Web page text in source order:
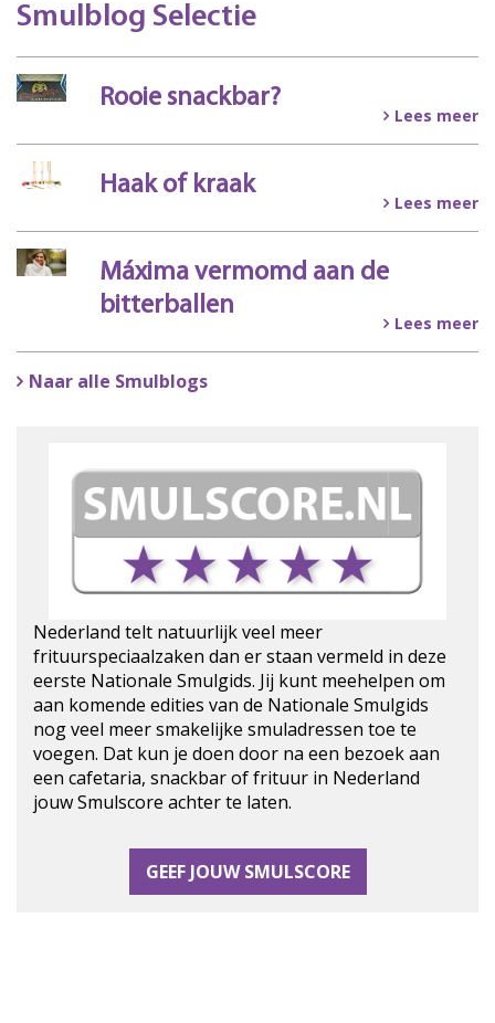
Smulblog Selectie
Rooie snackbar?
Lees meer
Haak of kraak
Lees meer
Máxima vermomd aan de
bitterballen
Lees meer
Naar alle Smulblogs
Nederland telt natuurlijk veel meer
frituurspeciaalzaken dan er staan vermeld in deze
eerste Nationale Smulgids. Jij kunt meehelpen om
aan komende edities van de Nationale Smulgids
nog veel meer smakelijke smuladressen toe te
voegen. Dat kun je doen door na een bezoek aan
een cafetaria, snackbar of frituur in Nederland
jouw Smulscore achter te laten.
GEEF JOUW SMULSCORE